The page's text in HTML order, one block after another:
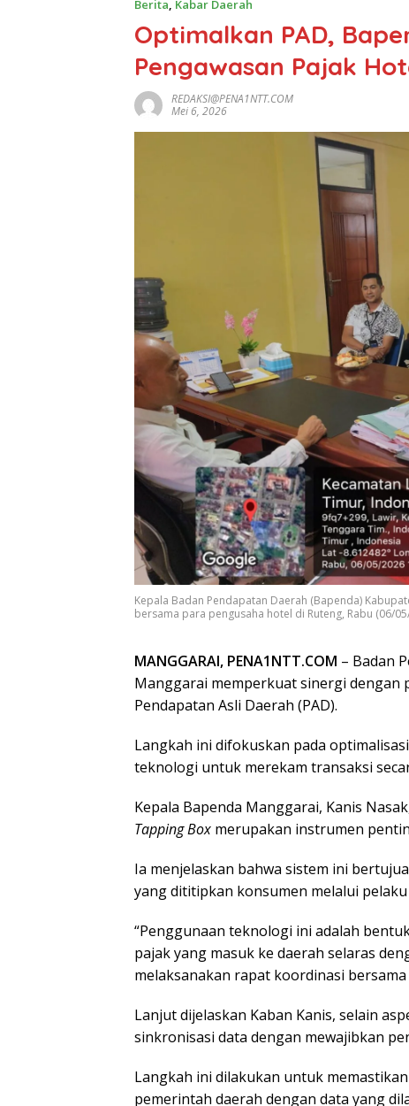
Berita, Kabar Daerah
Optimalkan PAD,
Pengawasan Pajak
REDAKSI@PENA1NTT.COM
Mei 6, 2026
Kepala Badan Pendapatan Daerah (Bapenda)
bersama para pengusaha hotel di Ruteng, Rabu (06/
MANGGARAI, PENA1NTT.COM – Badan
Manggarai memperkuat sinergi dengan
Pendapatan Asli Daerah (PAD).
Langkah ini difokuskan pada
teknologi untuk merekam transaksi
Kepala Bapenda Manggarai, Kanis
Tapping Box merupakan instrumen
Ia menjelaskan bahwa sistem ini
yang dititipkan konsumen melalui
“Penggunaan teknologi ini adalah
pajak yang masuk ke daerah selaras
melaksanakan rapat koordinasi
Lanjut dijelaskan Kaban Kanis, selain
sinkronisasi data dengan mewajibkan
Langkah ini dilakukan untuk
pemerintah daerah dengan data yang